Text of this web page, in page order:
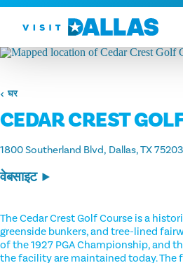
सामग्री पर जाएं
घर
CEDAR CREST
1800 Southerland Blvd Dallas, TX 75203
वेबसाइट
The Cedar Crest Golf Course is a
greenside bunkers, and tree-lined
of the 1927 PGA Championship, and
the facility are maintained today. The